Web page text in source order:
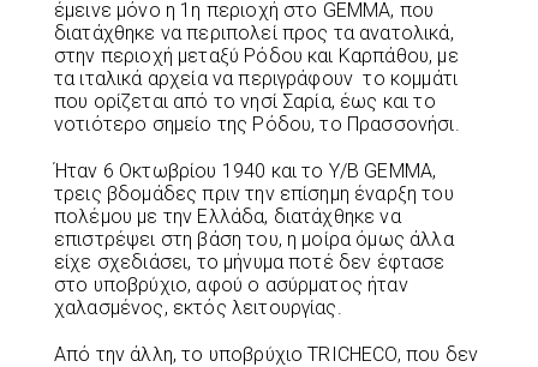
έμεινε μόνο η 1η περιοχή στο GEMMA, που
διατάχθηκε να περιπολεί προς τα ανατολικά,
στην περιοχή μεταξύ Ρόδου και Καρπάθου, με
τα ιταλικά αρχεία να περιγράφουν το κομμάτι
που ορίζεται από το νησί Σαρία, έως και το
νοτιότερο σημείο της Ρόδου, το Πρασσονήσι.
Ήταν 6 Οκτωβρίου 1940 και το Υ/Β GEMMA,
τρεις βδομάδες πριν την επίσημη έναρξη του
πολέμου με την Ελλάδα, διατάχθηκε να
επιστρέψει στη βάση του, η μοίρα όμως άλλα
είχε σχεδιάσει, το μήνυμα ποτέ δεν έφτασε
στο υποβρύχιο, αφού ο ασύρματος ήταν
χαλασμένος, εκτός λειτουργίας.
Από την άλλη, το υποβρύχιο TRICHECO, που δεν